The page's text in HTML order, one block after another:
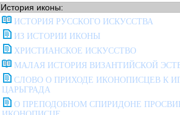
История иконы:
ИСТОРИЯ РУССКОГО ИСКУССТВА
ИЗ ИСТОРИИ ИКОНЫ
ХРИСТИАНСКОЕ ИСКУССТВО
МАЛАЯ ИСТОРИЯ ВИЗАНТИЙСКОЙ
СЛОВО О ПРИХОДЕ ИКОНОПИСЦЕВ К
ЦАРЬГРАДА
О ПРЕПОДОБНОМ СПИРИДОНЕ